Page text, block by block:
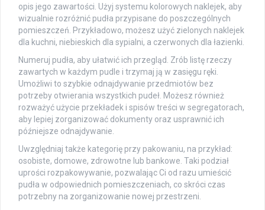
opis jego zawartości. Użyj systemu kolorowych naklejek, aby
wizualnie rozróżnić pudła przypisane do poszczególnych
pomieszczeń. Przykładowo, możesz użyć zielonych naklejek
dla kuchni, niebieskich dla sypialni, a czerwonych dla łazienki.
Numeruj pudła, aby ułatwić ich przegląd. Zrób listę rzeczy
zawartych w każdym pudle i trzymaj ją w zasięgu ręki.
Umożliwi to szybkie odnajdywanie przedmiotów bez
potrzeby otwierania wszystkich pudeł. Możesz również
rozważyć użycie przekładek i spisów treści w segregatorach,
aby lepiej zorganizować dokumenty oraz usprawnić ich
późniejsze odnajdywanie.
Uwzględniaj także kategorię przy pakowaniu, na przykład:
osobiste, domowe, zdrowotne lub bankowe. Taki podział
uprości rozpakowywanie, pozwalając Ci od razu umieścić
pudła w odpowiednich pomieszczeniach, co skróci czas
potrzebny na zorganizowanie nowej przestrzeni.